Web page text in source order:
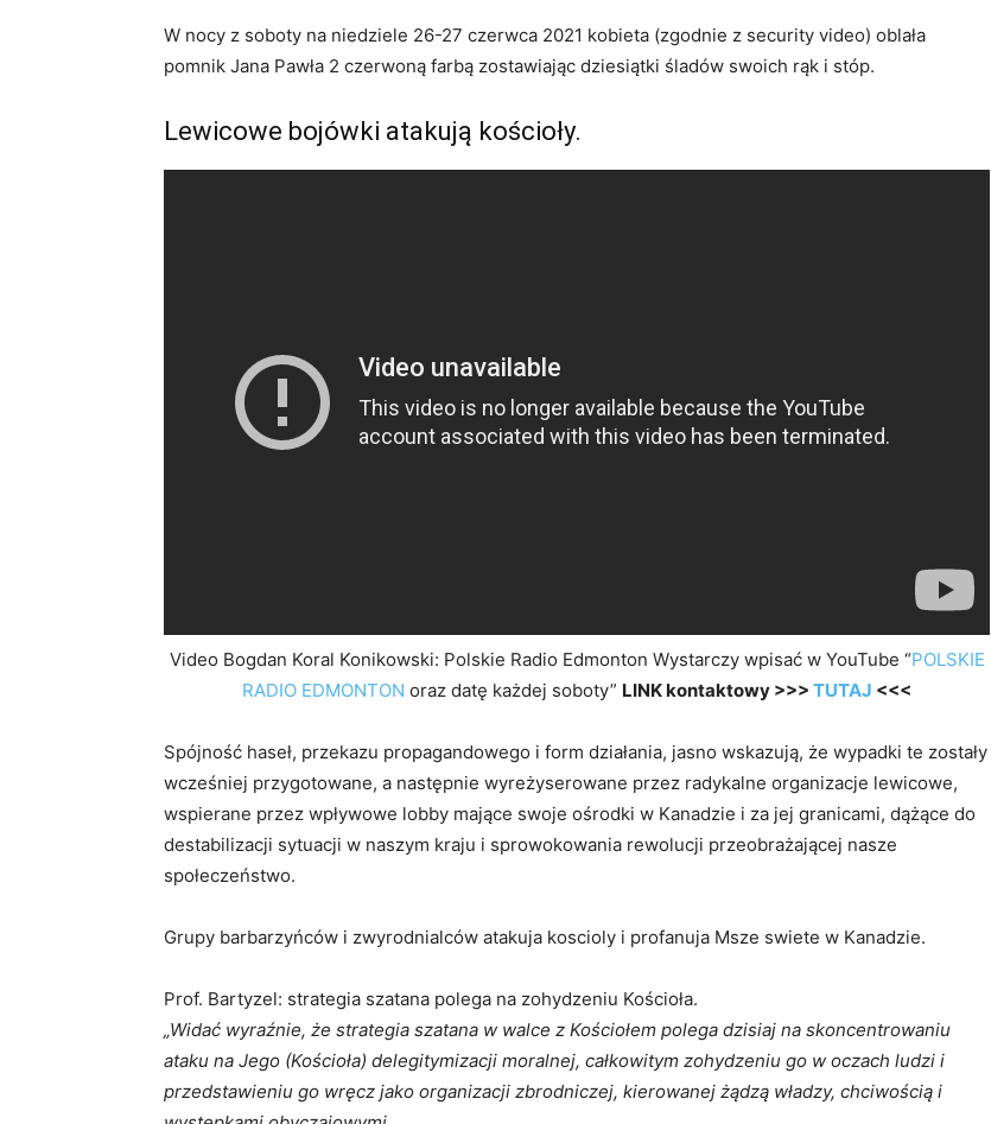
W nocy z soboty na niedziele 26-27 czerwca 2021 kobieta (zgodnie z security video) oblała
pomnik Jana Pawła 2 czerwoną farbą zostawiając dziesiątki śladów swoich rąk i stóp.
Lewicowe bojówki atakują kościoły.
Video Bogdan Koral Konikowski: Polskie Radio Edmonton Wystarczy wpisać w YouTube “POLSKIE
RADIO EDMONTON oraz datę każdej soboty” LINK kontaktowy >>> TUTAJ <<<
Spójność haseł, przekazu propagandowego i form działania, jasno wskazują, że wypadki te zostały
wcześniej przygotowane, a następnie wyreżyserowane przez radykalne organizacje lewicowe,
wspierane przez wpływowe lobby mające swoje ośrodki w Kanadzie i za jej granicami, dążące do
destabilizacji sytuacji w naszym kraju i sprowokowania rewolucji przeobrażającej nasze
społeczeństwo.
Grupy barbarzyńców i zwyrodnialców atakuja koscioly i profanuja Msze swiete w Kanadzie.
Prof. Bartyzel: strategia szatana polega na zohydzeniu Kościoła.
„Widać wyraźnie, że strategia szatana w walce z Kościołem polega dzisiaj na skoncentrowaniu
ataku na Jego (Kościoła) delegitymizacji moralnej, całkowitym zohydzeniu go w oczach ludzi i
przedstawieniu go wręcz jako organizacji zbrodniczej, kierowanej żądzą władzy, chciwością i